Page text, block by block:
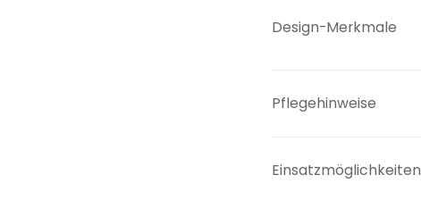
Design-Merkmale
Pflegehinweise
Einsatzmöglichkeiten